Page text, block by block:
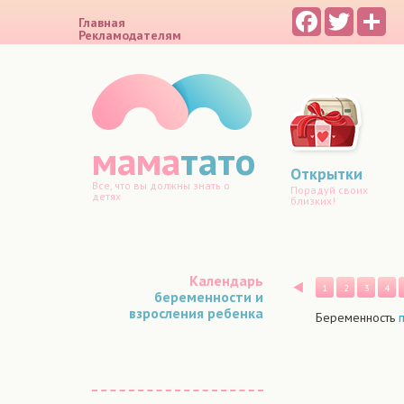
Главная
Рекламодателям
FacebookTwitter
маматато
Все, что вы должны знать о
детях
Открытки
Порадуй своих
близких!
Календарь
беременности и
взросления ребенка
Назад
1 2 3 4
Беременность